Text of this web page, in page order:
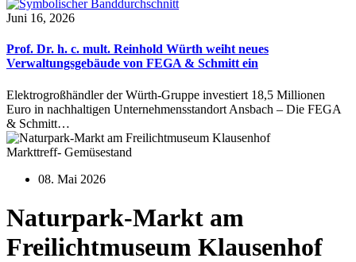
Juni 16, 2026
Prof. Dr. h. c. mult. Reinhold Würth weiht neues
Verwaltungsgebäude von FEGA & Schmitt ein
Elektrogroßhändler der Würth-Gruppe investiert 18,5 Millionen
Euro in nachhaltigen Unternehmensstandort Ansbach – Die FEGA
& Schmitt…
Markttreff- Gemüsestand
08. Mai 2026
Naturpark-Markt am
Freilichtmuseum Klausenhof